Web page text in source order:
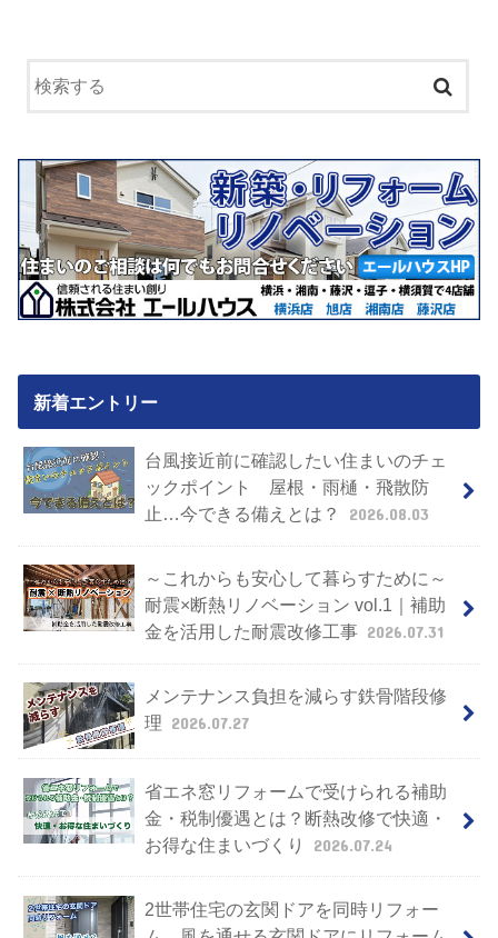
新着エントリー
台風接近前に確認したい住まいのチェ
ックポイント 屋根・雨樋・飛散防
止…今できる備えとは？
2026.08.03
～これからも安心して暮らすために～
耐震×断熱リノベーション vol.1｜補助
金を活用した耐震改修工事 2026.07.31
メンテナンス負担を減らす鉄骨階段修
理 2026.07.27
省エネ窓リフォームで受けられる補助
金・税制優遇とは？断熱改修で快適・
お得な住まいづくり
2026.07.24
2世帯住宅の玄関ドアを同時リフォー